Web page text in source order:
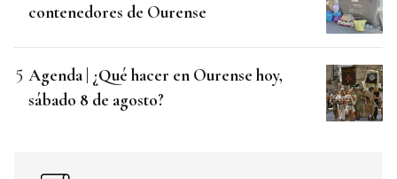
contenedores de Ourense
Agenda | ¿Qué hacer en Ourense hoy,
sábado 8 de agosto?